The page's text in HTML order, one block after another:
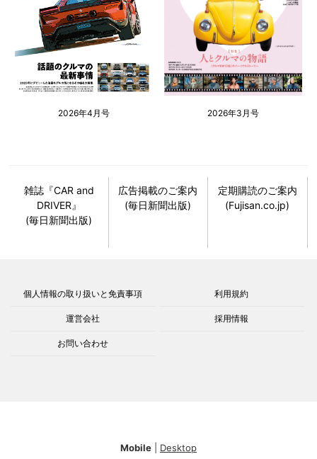
2026年4月号 2026年3月号
雑誌『CAR and
DRIVER』
(毎日新聞出版)
広告掲載のご案内
(毎日新聞出版)
定期購読のご案内
(Fujisan.co.jp)
個人情報の取り扱いと免責事項 利用規約
運営会社 採用情報
お問い合わせ
Mobile Desktop